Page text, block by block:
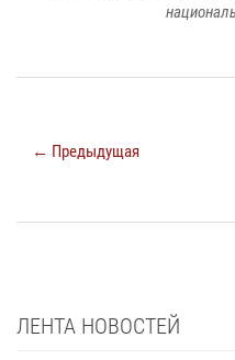
← Предыдущая
ЛЕНТА НОВОСТЕЙ